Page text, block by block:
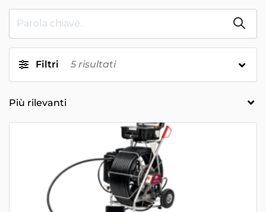
Filtri 5risultati